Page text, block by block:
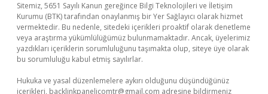
Sitemiz, 5651 Sayılı Kanun gereğince Bilgi Teknolojileri ve İletişim
Kurumu (BTK) tarafından onaylanmış bir Yer Sağlayıcı olarak hizmet
vermektedir. Bu nedenle, sitedeki içerikleri proaktif olarak denetleme
veya araştırma yükümlülüğümüz bulunmamaktadır. Ancak, üyelerimiz
yazdıkları içeriklerin sorumluluğunu taşımakta olup, siteye üye olarak
bu sorumluluğu kabul etmiş sayılırlar.
Hukuka ve yasal düzenlemelere aykırı olduğunu düşündüğünüz
içerikleri, backlinkpanelicomtr@gmail.com adresine bildirmeniz